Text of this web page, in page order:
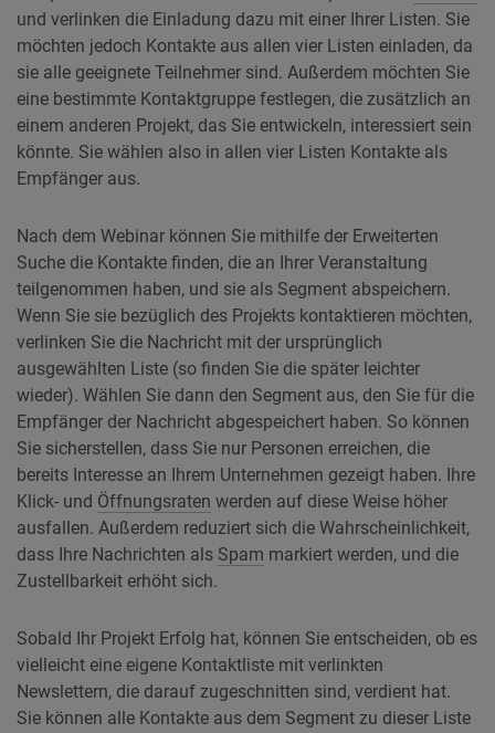
und verlinken die Einladung dazu mit einer Ihrer Listen. Sie
möchten jedoch Kontakte aus allen vier Listen einladen, da
sie alle geeignete Teilnehmer sind. Außerdem möchten Sie
eine bestimmte Kontaktgruppe festlegen, die zusätzlich an
einem anderen Projekt, das Sie entwickeln, interessiert sein
könnte. Sie wählen also in allen vier Listen Kontakte als
Empfänger aus.
Nach dem Webinar können Sie mithilfe der Erweiterten
Suche die Kontakte finden, die an Ihrer Veranstaltung
teilgenommen haben, und sie als Segment abspeichern.
Wenn Sie sie bezüglich des Projekts kontaktieren möchten,
verlinken Sie die Nachricht mit der ursprünglich
ausgewählten Liste (so finden Sie die später leichter
wieder). Wählen Sie dann den Segment aus, den Sie für die
Empfänger der Nachricht abgespeichert haben. So können
Sie sicherstellen, dass Sie nur Personen erreichen, die
bereits Interesse an Ihrem Unternehmen gezeigt haben. Ihre
Klick- und Öffnungsraten werden auf diese Weise höher
ausfallen. Außerdem reduziert sich die Wahrscheinlichkeit,
dass Ihre Nachrichten als Spam markiert werden, und die
Zustellbarkeit erhöht sich.
Sobald Ihr Projekt Erfolg hat, können Sie entscheiden, ob es
vielleicht eine eigene Kontaktliste mit verlinkten
Newslettern, die darauf zugeschnitten sind, verdient hat.
Sie können alle Kontakte aus dem Segment zu dieser Liste